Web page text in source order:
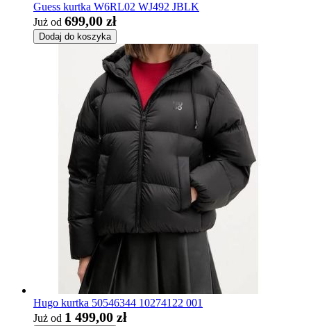
Guess kurtka W6RL02 WJ492 JBLK
Już od 699,00 zł
Dodaj do koszyka
Hugo kurtka 50546344 10274122 001
Już od 1 499,00 zł